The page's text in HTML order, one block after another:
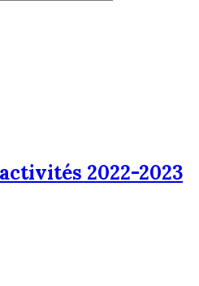
2022-2023